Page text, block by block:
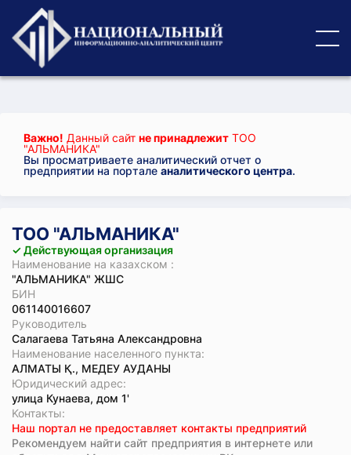
Важно! Данный сайт не принадлежит ТОО
"АЛЬМАНИКА"
Вы просматриваете аналитический отчет о
предприятии на портале аналитического центра.
ТОО "АЛЬМАНИКА"
✓ Действующая организация
Наименование на казахском :
"АЛЬМАНИКА" ЖШС
БИН
061140016607
Руководитель
Салагаева Татьяна Александровна
Наименование населенного пункта:
АЛМАТЫ Қ., МЕДЕУ АУДАНЫ
Юридический адрес:
улица Кунаева, дом 1'
Koнтaкты:
Наш портал не предоставляет контакты предприятий
Рекомендуем найти сайт предприятия в интернете или